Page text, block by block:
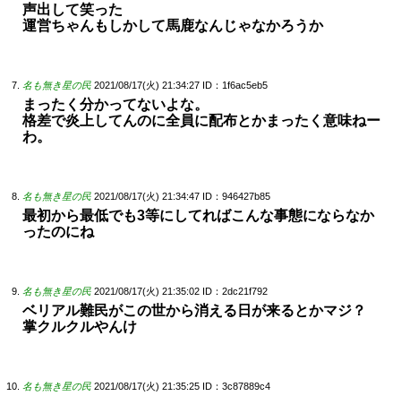
声出して笑った
運営ちゃんもしかして馬鹿なんじゃなかろうか
名も無き星の民 2021/08/17(火) 21:34:27 ID：1f6ac5eb5
まったく分かってないよな。
格差で炎上してんのに全員に配布とかまったく意味ねー
わ。
名も無き星の民 2021/08/17(火) 21:34:47 ID：946427b85
最初から最低でも3等にしてればこんな事態にならなか
ったのにね
名も無き星の民 2021/08/17(火) 21:35:02 ID：2dc21f792
ベリアル難民がこの世から消える日が来るとかマジ？
掌クルクルやんけ
名も無き星の民 2021/08/17(火) 21:35:25 ID：3c87889c4